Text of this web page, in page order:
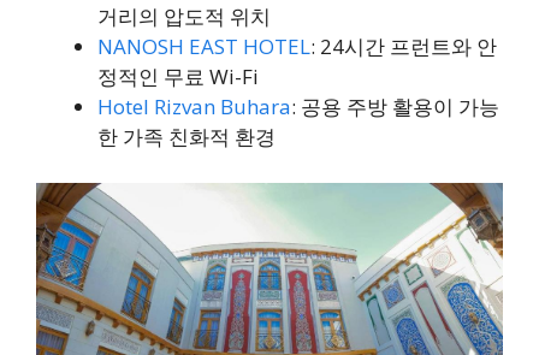
거리의 압도적 위치
NANOSH EAST HOTEL: 24시간 프런트와 안
정적인 무료 Wi-Fi
Hotel Rizvan Buhara: 공용 주방 활용이 가능
한 가족 친화적 환경